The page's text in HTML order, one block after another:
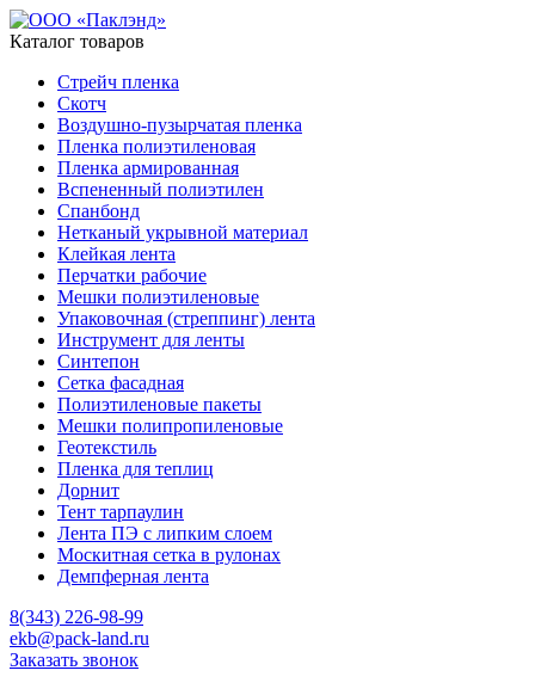
Каталог товаров
Стрейч пленка
Скотч
Воздушно-пузырчатая пленка
Пленка полиэтиленовая
Пленка армированная
Вспененный полиэтилен
Спанбонд
Нетканый укрывной материал
Клейкая лента
Перчатки рабочие
Мешки полиэтиленовые
Упаковочная (стреппинг) лента
Инструмент для ленты
Синтепон
Сетка фасадная
Полиэтиленовые пакеты
Мешки полипропиленовые
Геотекстиль
Пленка для теплиц
Дорнит
Тент тарпаулин
Лента ПЭ с липким слоем
Москитная сетка в рулонах
Демпферная лента
8(343) 226-98-99
ekb@pack-land.ru
Заказать звонок